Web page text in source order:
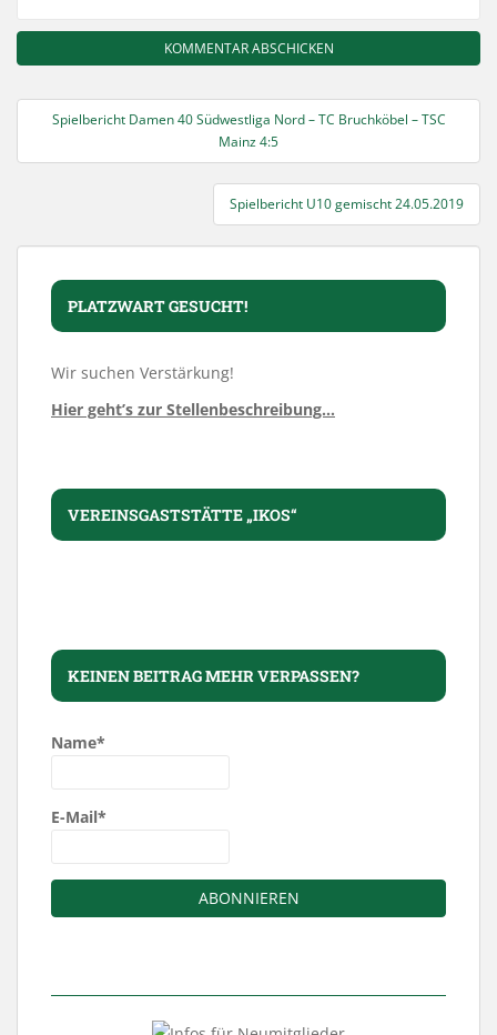
Beitragsnavigation
Spielbericht Damen 40 Südwestliga Nord – TC Bruchköbel – TSC
Mainz 4:5
Spielbericht U10 gemischt 24.05.2019
PLATZWART GESUCHT!
Wir suchen Verstärkung!
Hier geht’s zur Stellenbeschreibung…
VEREINSGASTSTÄTTE „IKOS“
KEINEN BEITRAG MEHR VERPASSEN?
Name*
E-Mail*